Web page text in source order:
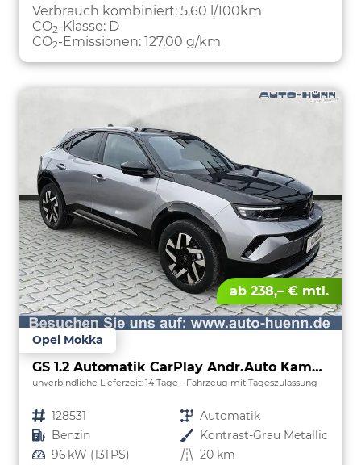
Verbrauch kombiniert: 5,60 l/100km
CO2-Klasse: D
CO2-Emissionen: 127,00 g/km
ab 238,– € mtl.
Opel Mokka
GS 1.2 Automatik CarPlay Andr.Auto Kamera
unverbindliche Lieferzeit: 14 Tage Fahrzeug mit Tageszulassung
Fahrzeugnr. 128531 Getriebe Automatik
Kraftstoff Benzin Außenfarbe Kontrast-Grau Metallic
Leistung 96 kW (131 PS) Kilometerstand 20 km